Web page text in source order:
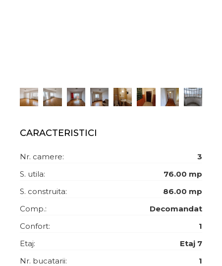
CARACTERISTICI
Nr. camere:
3
S. utila:
76.00 mp
S. construita:
86.00 mp
Comp.:
Decomandat
Confort:
1
Etaj:
Etaj 7
Nr. bucatarii:
1